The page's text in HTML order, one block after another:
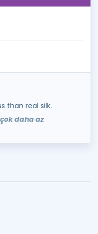
than real silk.
daha az